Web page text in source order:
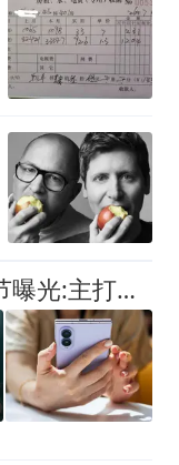
早报｜OpenAI首款音箱细节曝光:主打「有生命感」的交互/DeepSeek预告将大幅涨价/Switch 2累计销量达2368万台